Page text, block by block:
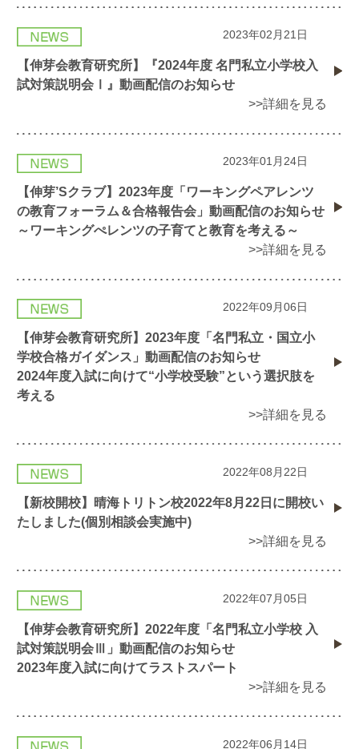
2023年02月21日
【伸芽会教育研究所】『2024年度 名門私立小学校入
試対策説明会Ⅰ』動画配信のお知らせ
>>詳細を見る
2023年01月24日
【伸芽’Sクラブ】2023年度「ワーキングペアレンツ
の教育フォーラム＆合格報告会」動画配信のお知らせ
～ワーキングぺレンツの子育てと教育を考える～
>>詳細を見る
2022年09月06日
【伸芽会教育研究所】2023年度「名門私立・国立小
学校合格ガイダンス」動画配信のお知らせ
2024年度入試に向けて“小学校受験”という選択肢を
考える
>>詳細を見る
2022年08月22日
【新校開校】晴海トリトン校2022年8月22日に開校い
たしました(個別相談会実施中)
>>詳細を見る
2022年07月05日
【伸芽会教育研究所】2022年度「名門私立小学校 入
試対策説明会Ⅲ」動画配信のお知らせ
2023年度入試に向けてラストスパート
>>詳細を見る
2022年06月14日